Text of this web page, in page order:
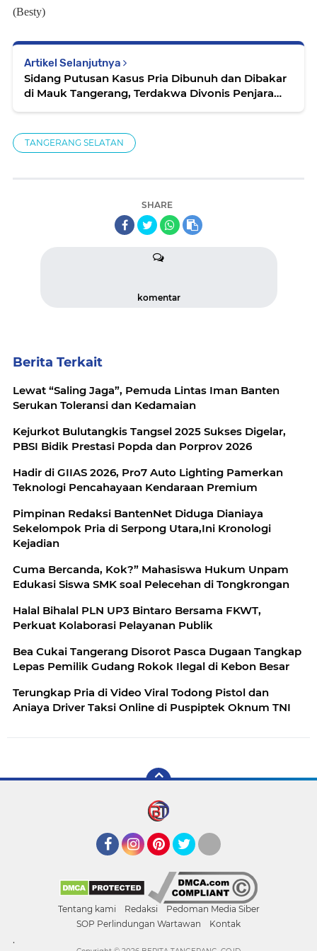
(Besty)
Artikel Selanjutnya
Sidang Putusan Kasus Pria Dibunuh dan Dibakar
di Mauk Tangerang, Terdakwa Divonis Penjara
TANGERANG SELATAN
SHARE
komentar
Berita Terkait
Lewat “Saling Jaga”, Pemuda Lintas Iman Banten
Serukan Toleransi dan Kedamaian
Kejurkot Bulutangkis Tangsel 2025 Sukses Digelar,
PBSI Bidik Prestasi Popda dan Porprov 2026
Hadir di GIIAS 2026, Pro7 Auto Lighting Pamerkan
Teknologi Pencahayaan Kendaraan Premium
Pimpinan Redaksi BantenNet Diduga Dianiaya
Sekelompok Pria di Serpong Utara,Ini Kronologi
Kejadian
Cuma Bercanda, Kok?” Mahasiswa Hukum Unpam
Edukasi Siswa SMK soal Pelecehan di Tongkrongan
Halal Bihalal PLN UP3 Bintaro Bersama FKWT,
Perkuat Kolaborasi Pelayanan Publik
Bea Cukai Tangerang Disorot Pasca Dugaan Tangkap
Lepas Pemilik Gudang Rokok Ilegal di Kebon Besar
Terungkap Pria di Video Viral Todong Pistol dan
Aniaya Driver Taksi Online di Puspiptek Oknum TNI
Tentang kami Redaksi
Pedoman Media Siber
SOP Perlindungan Wartawan
Kontak
.